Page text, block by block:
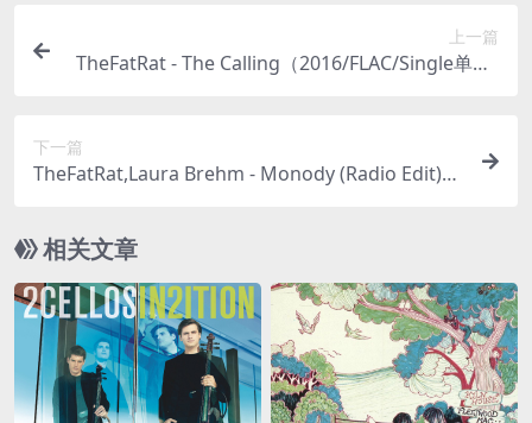
上一篇
TheFatRat - The Calling（2016/FLAC/Single单曲/
下一篇
TheFatRat,Laura Brehm - Monody (Radio Edit)
相关文章